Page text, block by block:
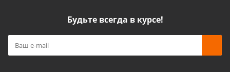
Будьте всегда в курсе!